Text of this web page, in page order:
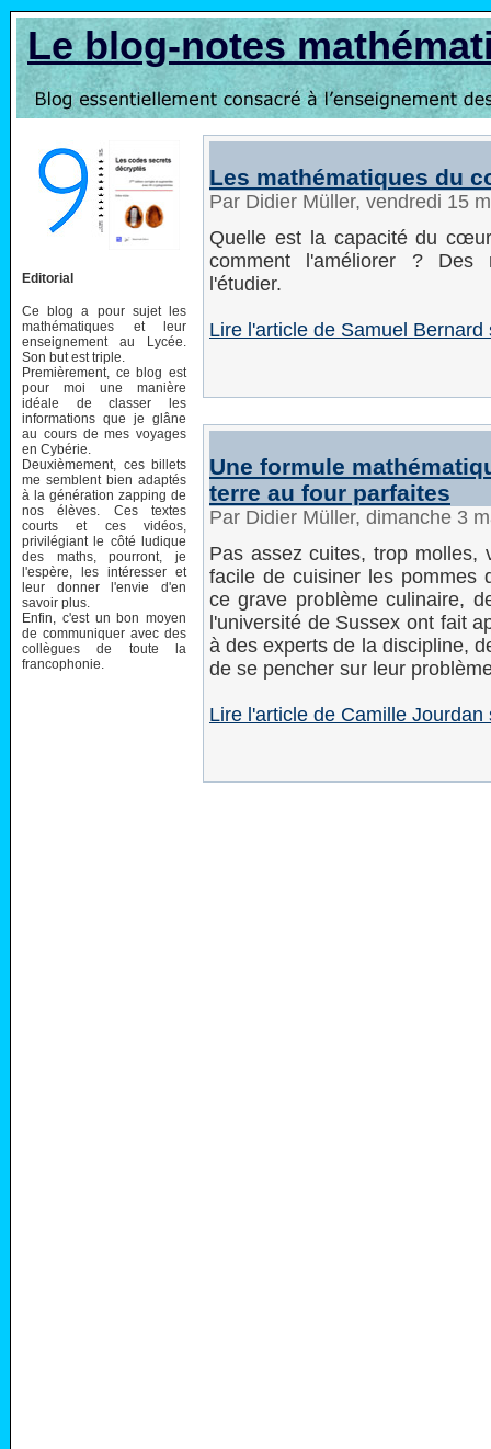
Le blog-notes
Editorial
Ce blog a pour sujet les
mathématiques et leur
enseignement au Lycée.
Son but est triple.
Premièrement, ce blog est
pour moi une manière
idéale de classer les
informations que je glâne
au cours de mes voyages
en Cybérie.
Deuxièmement, ces billets
me semblent bien adaptés
à la génération zapping de
nos élèves. Ces textes
courts et ces vidéos,
privilégiant le côté ludique
des maths, pourront, je
l'espère, les intéresser et
leur donner l'envie d'en
savoir plus.
Enfin, c'est un bon moyen
de communiquer avec des
collègues de toute la
francophonie.
Les mathématiques du
Par Didier Müller, vendredi 15
Quelle est la capacité du
comment l'améliorer ? Des
l'étudier.
Lire l'article de Samuel Bernard
Une formule
terre au four parfaites
Par Didier Müller, dimanche 3
Pas assez cuites, trop molles,
facile de cuisiner les pommes
ce grave problème culinaire,
l'université de Sussex ont fait
à des experts de la discipline,
de se pencher sur leur
Lire l'article de Camille Jourdan